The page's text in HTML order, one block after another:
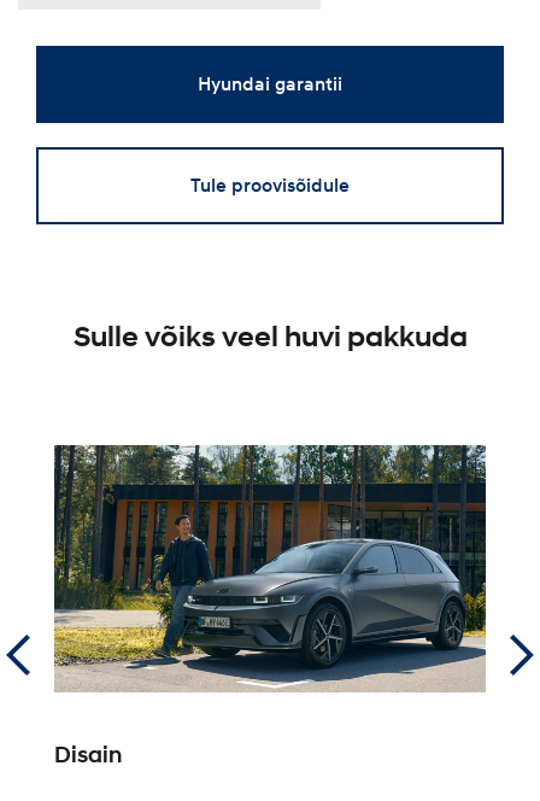
Hyundai garantii
Tule proovisõidule
Sulle võiks veel huvi pakkuda
Disain